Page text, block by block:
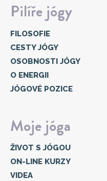
Pilíře jógy
FILOSOFIE
CESTY JÓGY
OSOBNOSTI JÓGY
O ENERGII
JÓGOVÉ POZICE
Moje jóga
ŽIVOT S JÓGOU
ON-LINE KURZY
VIDEA